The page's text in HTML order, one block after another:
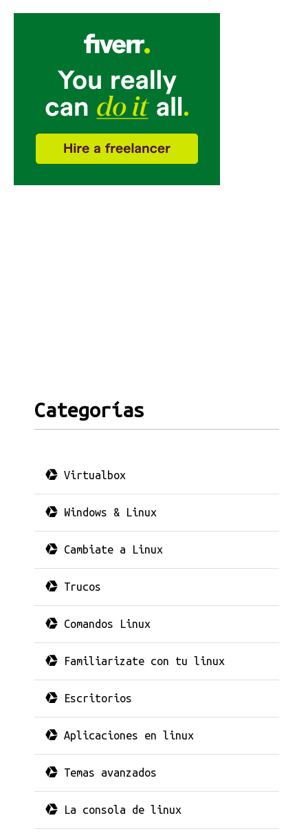
Categorías
Virtualbox
Windows & Linux
Cambiate a Linux
Trucos
Comandos Linux
Familiarizate con tu linux
Escritorios
Aplicaciones en linux
Temas avanzados
La consola de linux